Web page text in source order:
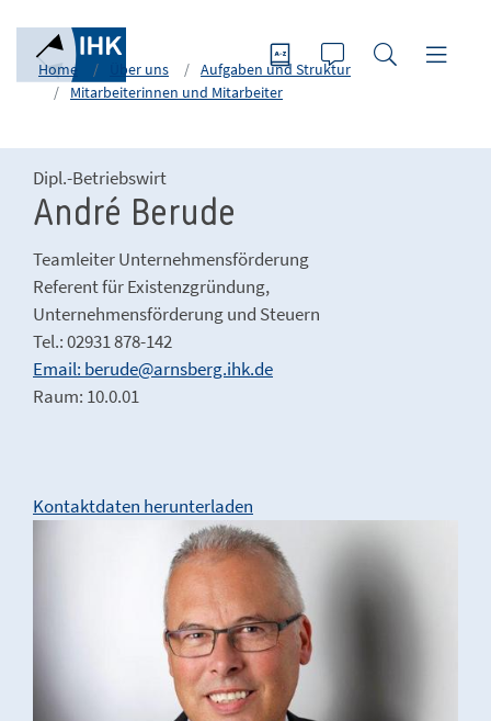
Home Über uns
Aufgaben und Struktur
Mitarbeiterinnen und Mitarbeiter
Dipl.-Betriebswirt
André Berude
Teamleiter Unternehmensförderung
Referent für Existenzgründung,
Unternehmensförderung und Steuern
Tel.: 02931 878-142
Email: berude@arnsberg.ihk.de
Raum: 10.0.01
Kontaktdaten herunterladen